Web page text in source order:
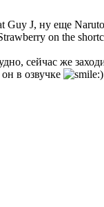
J, ну еще
on the
сейчас же
в озвучке